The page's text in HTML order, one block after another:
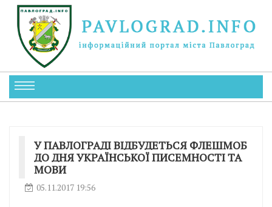
У ПАВЛОГРАДІ ВІДБУДЕТЬСЯ ФЛЕШМОБ
ДО ДНЯ УКРАЇНСЬКОЇ ПИСЕМНОСТІ ТА
МОВИ
05.11.2017 19:56